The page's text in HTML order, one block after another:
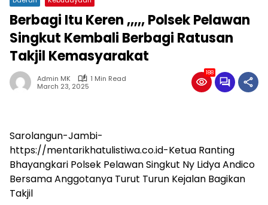
Berbagi Itu Keren ,,,,, Polsek Pelawan
Singkut Kembali Berbagi Ratusan
Takjil Kemasyarakat
Admin MK
1 Min Read
March 23, 2025
188
Sarolangun-Jambi-
https://mentarikhatulistiwa.co.id-Ketua Ranting
Bhayangkari Polsek Pelawan Singkut Ny Lidya Andico
Bersama Anggotanya Turut Turun Kejalan Bagikan
Takjil